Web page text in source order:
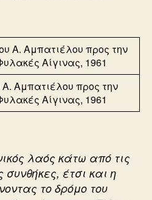
Αμπατιέλου προς την
Αίγινας, 1961
λαός κάτω από τις
έτσι και η
το δρόμο του